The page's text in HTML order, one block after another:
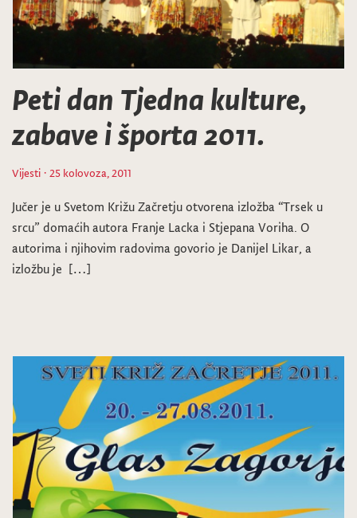
Peti dan Tjedna kulture,
zabave i športa 2011.
Vijesti · 25 kolovoza, 2011
Jučer je u Svetom Križu Začretju otvorena izložba “Trsek u
srcu” domaćih autora Franje Lacka i Stjepana Voriha. O
autorima i njihovim radovima govorio je Danijel Likar, a
izložbu je […]